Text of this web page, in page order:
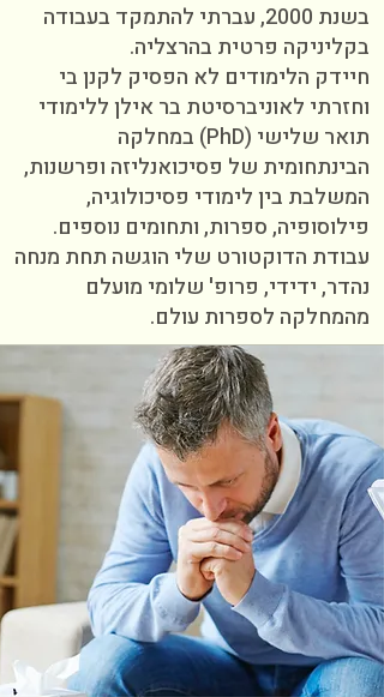
בשנת 2000, עברתי להתמקד בעבודה
בקליניקה פרטית בהרצליה.
חיידק הלימודים לא הפסיק לקנן בי
וחזרתי לאוניברסיטת בר אילן ללימודי
תואר שלישי (PhD) במחלקה
הבינתחומית של פסיכואנליזה ופרשנות,
המשלבת בין לימודי פסיכולוגיה,
פילוסופיה, ספרות, ותחומים נוספים.
עבודת הדוקטורט שלי הוגשה תחת מנחה
נהדר, ידידי, פרופ' שלומי מועלם
מהמחלקה לספרות עולם.